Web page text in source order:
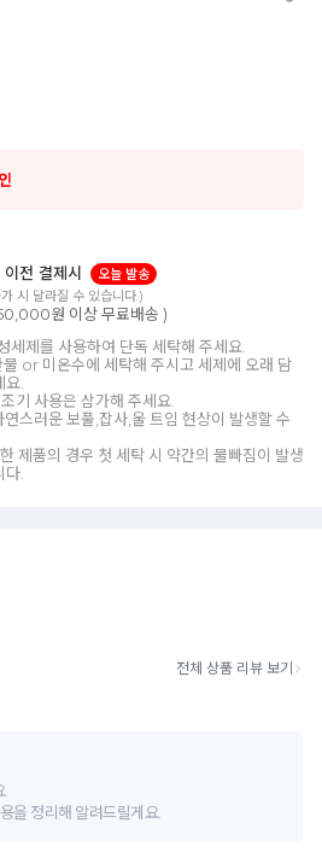
전 결제시
오늘 발송
시 달라질 수 있습니다.)
원 이상 무료배송 )
세제를 사용하여 단독 세탁해 주세요.
or 미온수에 세탁해 주시고 세제에 오래 담
요.
기 사용은 삼가해 주세요.
스러운 보풀,잡사,울 트임 현상이 발생할 수
제품의 경우 첫 세탁 시 약간의 물빠짐이 발생
.